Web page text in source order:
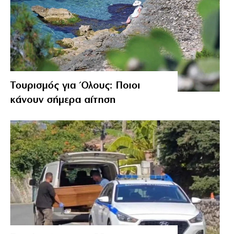
Τουρισμός για Όλους: Ποιοι
κάνουν σήμερα αίτηση